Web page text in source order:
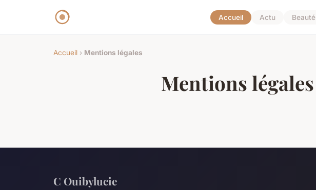
Accueil Actu Beauté
Accueil › Mentions légales
Mentions légales
C Ouibylucie